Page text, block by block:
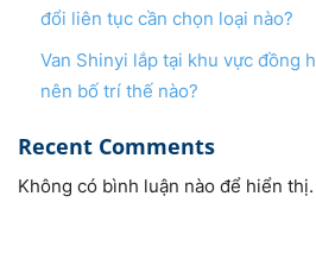
đổi liên tục cần chọn loại nào?
Van Shinyi lắp tại khu vực đồng
nên bố trí thế nào?
Recent Comments
Không có bình luận nào để hiển thị.